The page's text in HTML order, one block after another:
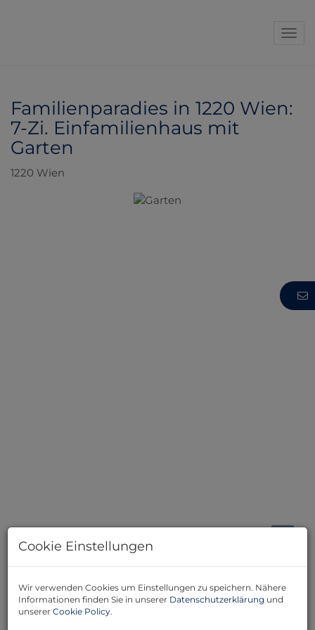
Familienparadies in 1220 Wien:
7-Zi. Einfamilienhaus mit
Garten
1220 Wien
Willkommen in Ihrem neuen Zuhause im begehrten
22. Wiener Gemeindebezirk! Dieses charmante
Cookie Einstellungen
Wir verwenden Cookies um Einstellungen zu speichern. Nähere
Informationen finden Sie in unserer Datenschutzerklärung und
unserer Cookie Policy.